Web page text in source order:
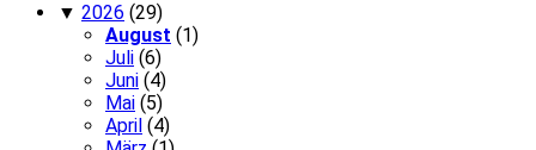
▼ 2026 (29)
August (1)
Juli (6)
Juni (4)
Mai (5)
April (4)